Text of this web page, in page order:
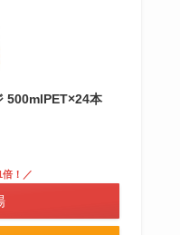
500mlPET×24本
倍！／